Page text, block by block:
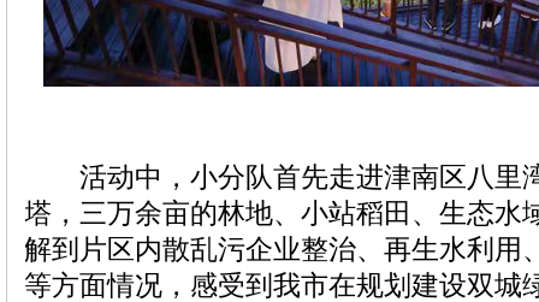
活动中，小分队首先走进津南区八里
塔，三万余亩的林地、小站稻田、生态水
解到片区内散乱污企业整治、再生水利用
等方面情况，感受到我市在规划建设双城